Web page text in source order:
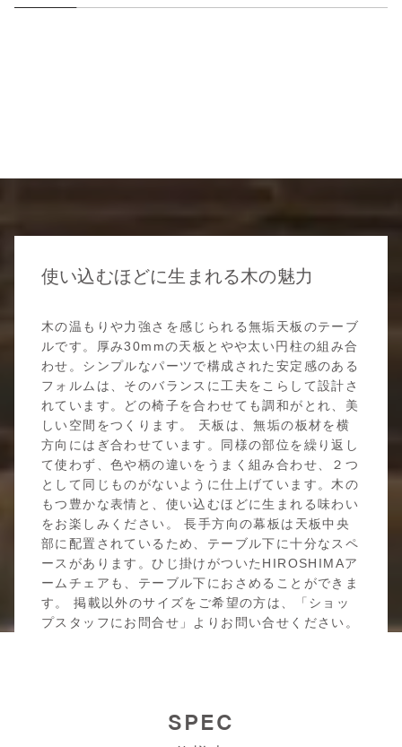
使い込むほどに生まれる木の魅力
木の温もりや力強さを感じられる無垢天板のテーブ
ルです。厚み30mmの天板とやや太い円柱の組み合
わせ。シンプルなパーツで構成された安定感のある
フォルムは、そのバランスに工夫をこらして設計さ
れています。どの椅子を合わせても調和がとれ、美
しい空間をつくります。 天板は、無垢の板材を横
方向にはぎ合わせています。同様の部位を繰り返し
て使わず、色や柄の違いをうまく組み合わせ、２つ
として同じものがないように仕上げています。木の
もつ豊かな表情と、使い込むほどに生まれる味わい
をお楽しみください。 長手方向の幕板は天板中央
部に配置されているため、テーブル下に十分なスペ
ースがあります。ひじ掛けがついたHIROSHIMAア
ームチェアも、テーブル下におさめることができま
す。 掲載以外のサイズをご希望の方は、「ショッ
プスタッフにお問合せ」よりお問い合せください。
SPEC